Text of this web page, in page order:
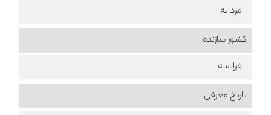
مردانه
کشور سازنده
فرانسه
تاریخ معرفی